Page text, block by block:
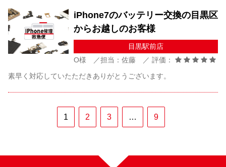
iPhone7のバッテリー交換の目黒区
からお越しのお客様
目黒駅前店
O様 ／担当：佐藤 ／ 評価：
素早く対応していたただきありがとうございます。
1 2 3 … 9